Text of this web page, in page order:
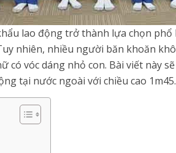
lao động trở thành lựa chọn
nhiên, nhiều người băn khoăn
có vóc dáng nhỏ con. Bài viết này
tại nước ngoài với chiều cao 1m45.